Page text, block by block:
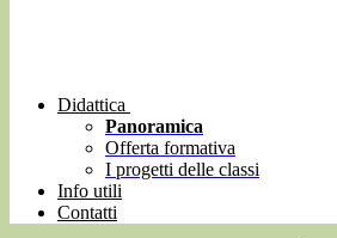
Didattica
Panoramica
Offerta formativa
I progetti delle classi
Info utili
Contatti